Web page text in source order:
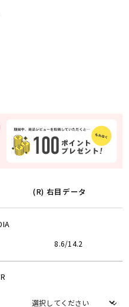
(R) 右目データ
8.6/14.2